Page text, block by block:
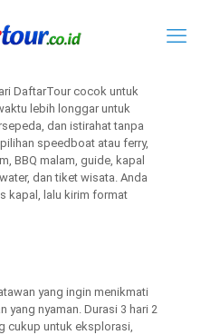
DaftarTour cocok untuk
lebih longgar untuk
dan istirahat tanpa
speedboat atau ferry,
BBQ malam, guide, kapal
dan tiket wisata. Anda
kapal, lalu kirim format
yang ingin menikmati
yang nyaman. Durasi 3 hari 2
cukup untuk eksplorasi,